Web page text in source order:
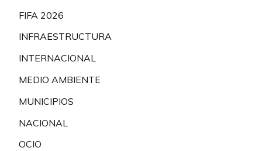
FIFA 2026
INFRAESTRUCTURA
INTERNACIONAL
MEDIO AMBIENTE
MUNICIPIOS
NACIONAL
OCIO